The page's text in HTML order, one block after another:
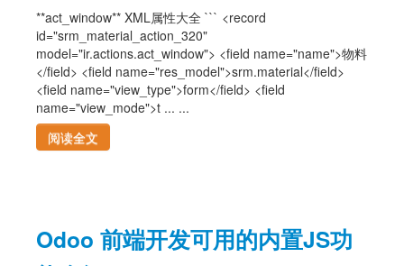
**act_window** XML属性大全 ``` <record
id="srm_material_action_320"
model="ir.actions.act_window"> <field name="name">物料
</field> <field name="res_model">srm.material</field>
<field name="view_type">form</field> <field
name="view_mode">t ... ...
阅读全文
Odoo 前端开发可用的内置JS功